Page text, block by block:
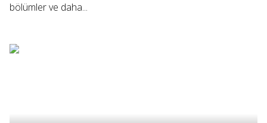
bölümler ve daha...